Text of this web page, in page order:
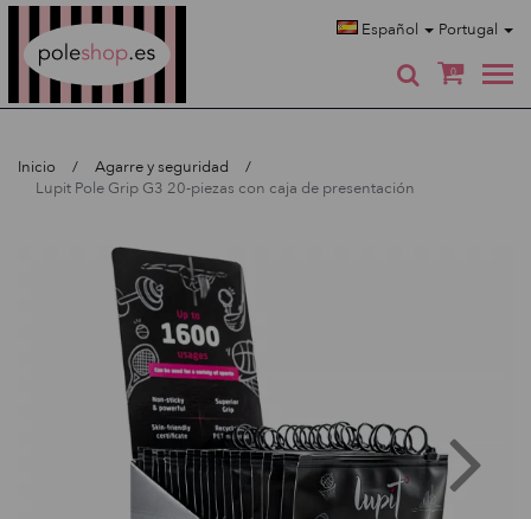
Español Portugal
0
Inicio
Agarre y seguridad
Lupit Pole Grip G3 20-piezas con caja de presentación